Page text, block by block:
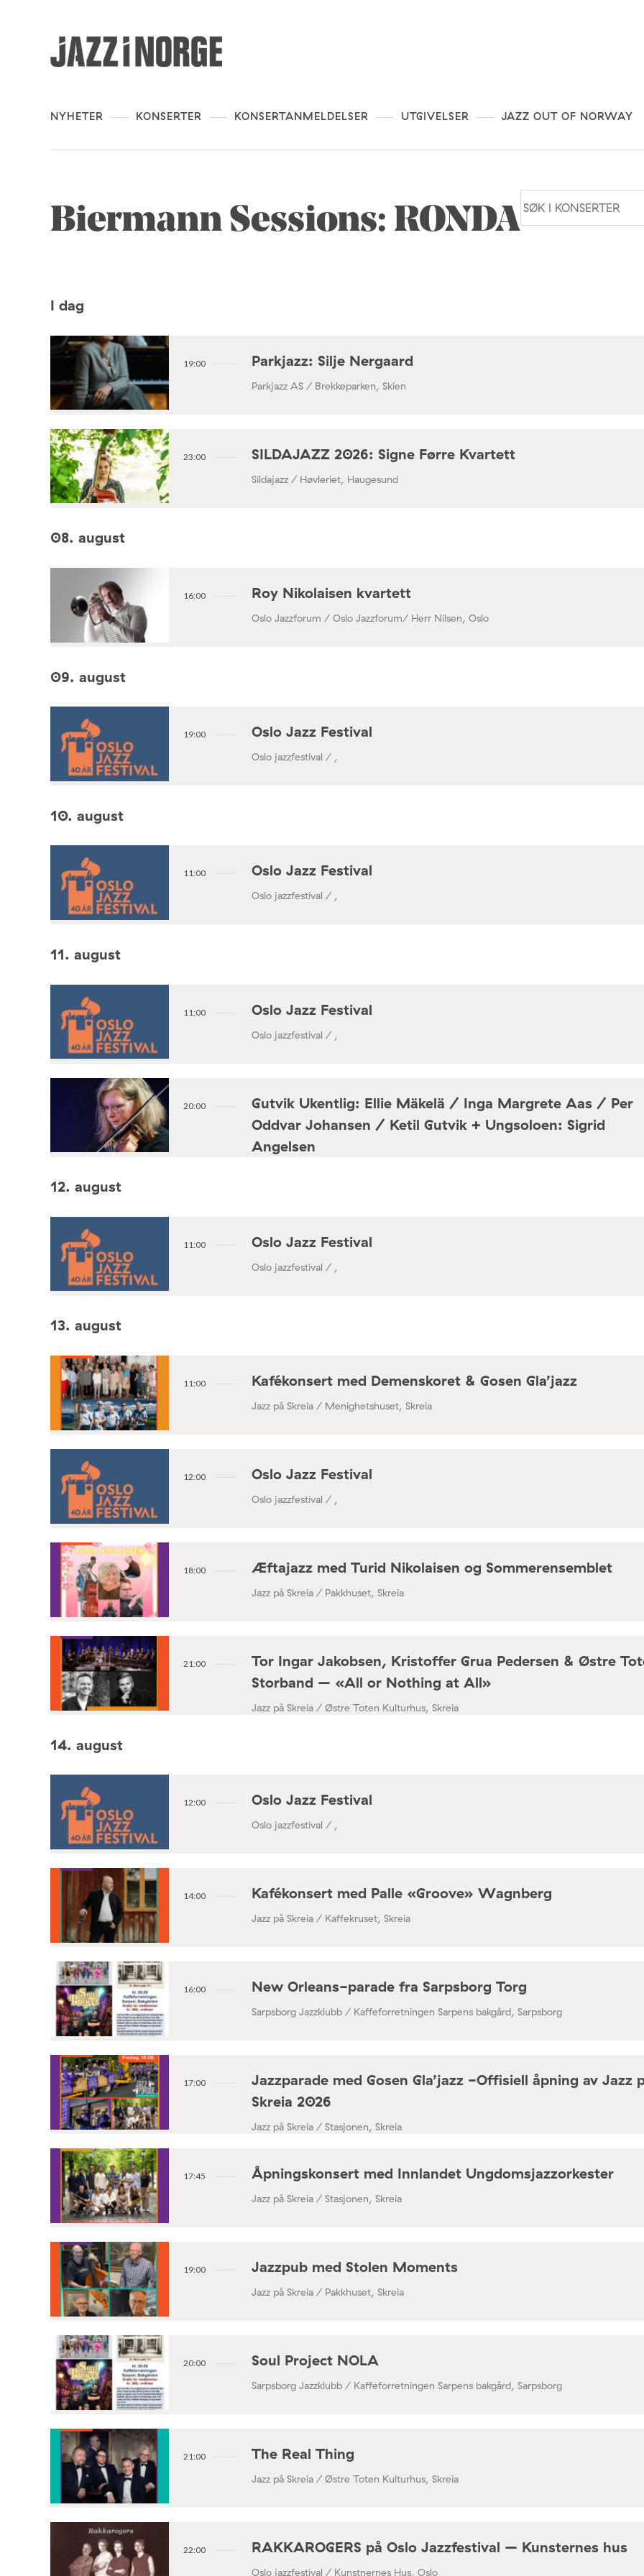
NYHETER KONSERTER KONSERTANMELDELSER UTGIVELSER JAZZ OUT OF NORWAY
Biermann Sessions: RONDA
I dag
19:00 Parkjazz: Silje Nergaard
Parkjazz AS / Brekkeparken, Skien
23:00 SILDAJAZZ 2026: Signe Førre Kvartett
Sildajazz / Høvleriet, Haugesund
08. august
16:00 Roy Nikolaisen kvartett
Oslo Jazzforum / Oslo Jazzforum/ Herr Nilsen, Oslo
09. august
19:00 Oslo Jazz Festival
Oslo jazzfestival / ,
10. august
11:00 Oslo Jazz Festival
Oslo jazzfestival / ,
11. august
11:00 Oslo Jazz Festival
Oslo jazzfestival / ,
20:00
Gutvik Ukentlig: Ellie Mäkelä / Inga Margrete Aas / Per
Oddvar Johansen / Ketil Gutvik + Ungsoloen: Sigrid
Angelsen
12. august
11:00 Oslo Jazz Festival
Oslo jazzfestival / ,
13. august
11:00 Kafékonsert med Demenskoret & Gosen Gla’jazz
Jazz på Skreia / Menighetshuset, Skreia
12:00 Oslo Jazz Festival
Oslo jazzfestival / ,
18:00 Æftajazz med Turid Nikolaisen og Sommerensemblet
Jazz på Skreia / Pakkhuset, Skreia
21:00
Tor Ingar Jakobsen, Kristoffer Grua Pedersen & Østre
Storband – «All or Nothing at All»
Jazz på Skreia / Østre Toten Kulturhus, Skreia
14. august
12:00 Oslo Jazz Festival
Oslo jazzfestival / ,
14:00 Kafékonsert med Palle «Groove» Wagnberg
Jazz på Skreia / Kaffekruset, Skreia
16:00 New Orleans-parade fra Sarpsborg Torg
Sarpsborg Jazzklubb / Kaffeforretningen Sarpens bakgård, Sarpsborg
17:00
Jazzparade med Gosen Gla’jazz -Offisiell åpning av Jazz
Skreia 2026
Jazz på Skreia / Stasjonen, Skreia
17:45 Åpningskonsert med Innlandet Ungdomsjazzorkester
Jazz på Skreia / Stasjonen, Skreia
19:00 Jazzpub med Stolen Moments
Jazz på Skreia / Pakkhuset, Skreia
20:00 Soul Project NOLA
Sarpsborg Jazzklubb / Kaffeforretningen Sarpens bakgård, Sarpsborg
21:00 The Real Thing
Jazz på Skreia / Østre Toten Kulturhus, Skreia
22:00 RAKKAROGERS på Oslo Jazzfestival – Kunsternes hus
Oslo jazzfestival / Kunstnernes Hus, Oslo